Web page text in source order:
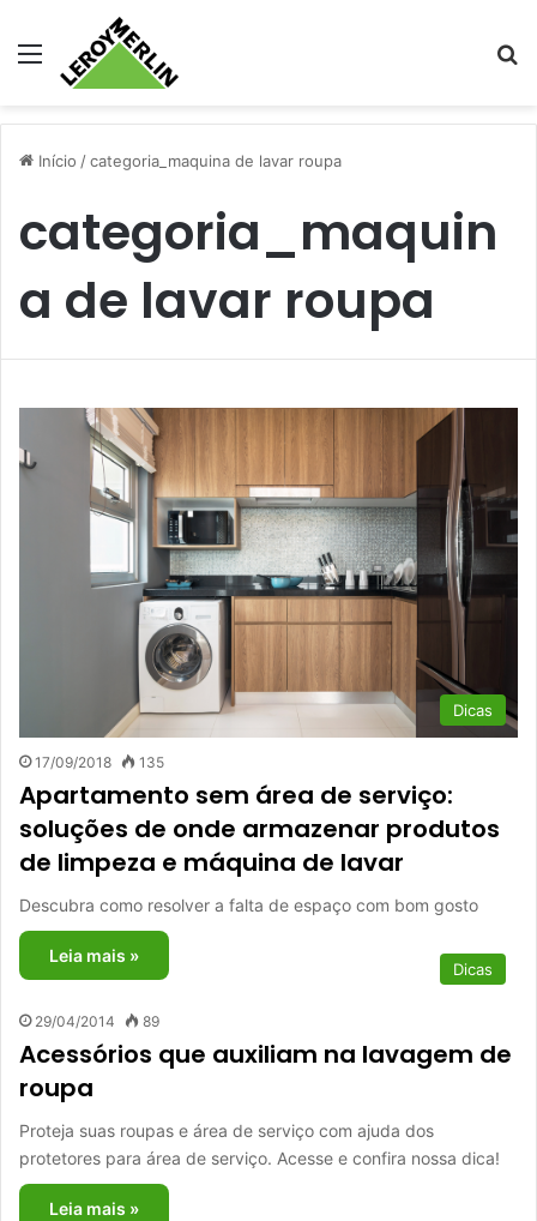
Menu
Início /categoria_maquina de lavar roupa
categoria_maquin
a de lavar roupa
Dicas
17/09/2018 135
Apartamento sem área de serviço:
soluções de onde armazenar produtos
de limpeza e máquina de lavar
Descubra como resolver a falta de espaço com bom gosto
Leia mais »
Dicas
29/04/2014 89
Acessórios que auxiliam na lavagem de
roupa
Proteja suas roupas e área de serviço com ajuda dos
protetores para área de serviço. Acesse e confira nossa dica!
Leia mais »